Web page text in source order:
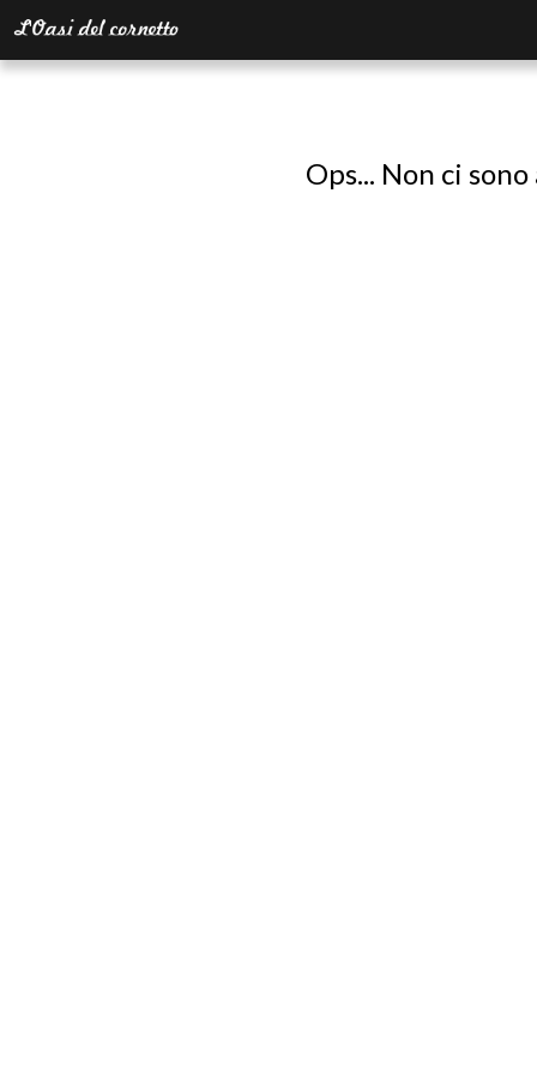
Ops... Non ci